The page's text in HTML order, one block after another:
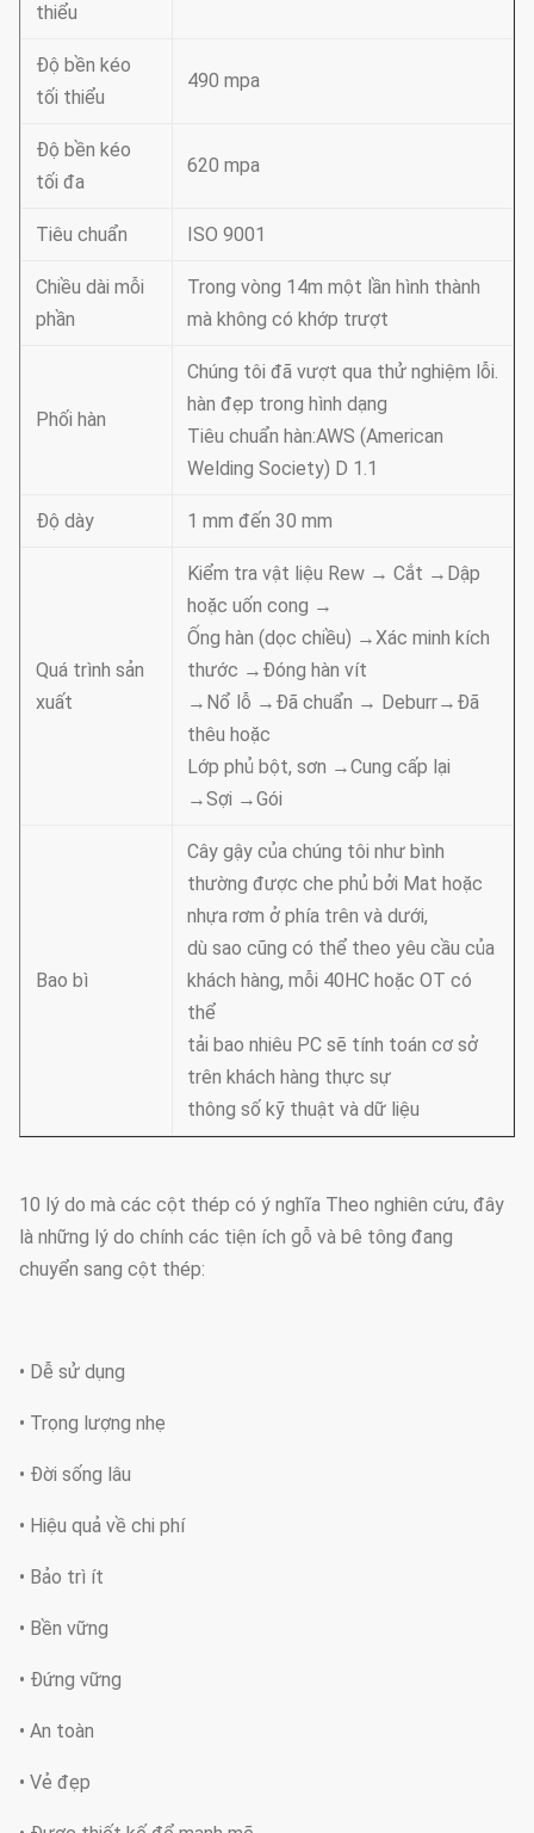
thiểu
Độ bền kéo
tối thiểu
490 mpa
Độ bền kéo
tối đa
620 mpa
Tiêu chuẩn ISO 9001
Chiều dài mỗi
phần
Trong vòng 14m một lần hình thành
mà không có khớp trượt
Phối hàn
Chúng tôi đã vượt qua thử nghiệm lỗi.
hàn đẹp trong hình dạng
Tiêu chuẩn hàn:AWS (American
Welding Society) D 1.1
Độ dày 1 mm đến 30 mm
Quá trình sản
xuất
Kiểm tra vật liệu Rew → Cắt →Dập
hoặc uốn cong →
Ống hàn (dọc chiều) →Xác minh kích
thước →Đóng hàn vít
→Nổ lỗ →Đã chuẩn → Deburr→Đã
thêu hoặc
Lớp phủ bột, sơn →Cung cấp lại
→Sợi →Gói
Bao bì
Cây gậy của chúng tôi như bình
thường được che phủ bởi Mat hoặc
nhựa rơm ở phía trên và dưới,
dù sao cũng có thể theo yêu cầu của
khách hàng, mỗi 40HC hoặc OT có
thể
tải bao nhiêu PC sẽ tính toán cơ sở
trên khách hàng thực sự
thông số kỹ thuật và dữ liệu
10 lý do mà các cột thép có ý nghĩa Theo nghiên cứu, đây
là những lý do chính các tiện ích gỗ và bê tông đang
chuyển sang cột thép:
• Dễ sử dụng
• Trọng lượng nhẹ
• Đời sống lâu
• Hiệu quả về chi phí
• Bảo trì ít
• Bền vững
• Đứng vững
• An toàn
• Vẻ đẹp